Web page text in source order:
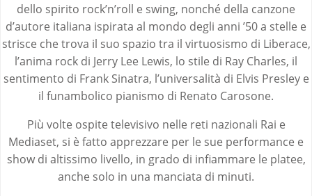
dello spirito rock’n’roll e swing, nonché della canzone
d’autore italiana ispirata al mondo degli anni ’50 a stelle e
strisce che trova il suo spazio tra il virtuosismo di Liberace,
l’anima rock di Jerry Lee Lewis, lo stile di Ray Charles, il
sentimento di Frank Sinatra, l’universalità di Elvis Presley e
il funambolico pianismo di Renato Carosone.
Più volte ospite televisivo nelle reti nazionali Rai e
Mediaset, si è fatto apprezzare per le sue performance e
show di altissimo livello, in grado di infiammare le platee,
anche solo in una manciata di minuti.